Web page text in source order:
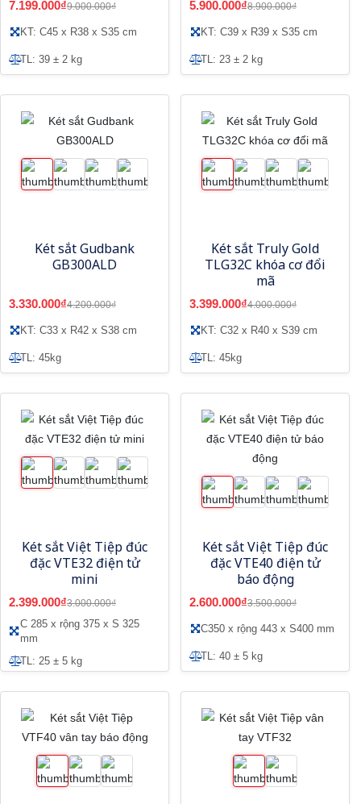
7.199.000₫9.000.000₫
KT: C45 x R38 x S35 cm
TL: 39 ± 2 kg
5.900.000₫8.900.000₫
KT: C39 x R39 x S35 cm
TL: 23 ± 2 kg
Két sắt Gudbank
GB300ALD
3.330.000₫4.200.000₫
KT: C33 x R42 x S38 cm
TL: 45kg
Két sắt Truly Gold
TLG32C khóa cơ đổi
mã
3.399.000₫4.000.000₫
KT: C32 x R40 x S39 cm
TL: 45kg
Két sắt Việt Tiệp đúc
đặc VTE32 điện tử
mini
2.399.000₫3.000.000₫
C 285 x rộng 375 x S 325
mm
TL: 25 ± 5 kg
Két sắt Việt Tiệp đúc
đặc VTE40 điện tử
báo động
2.600.000₫3.500.000₫
C350 x rộng 443 x S400 mm
TL: 40 ± 5 kg